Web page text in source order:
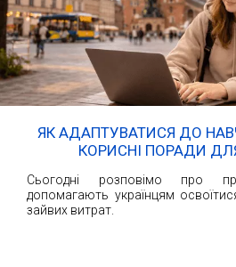
ЯК АДАПТУВАТИСЯ ДО
КОРИСНІ ПОРАДИ
Сьогодні розповімо про
допомагають українцям
зайвих витрат.